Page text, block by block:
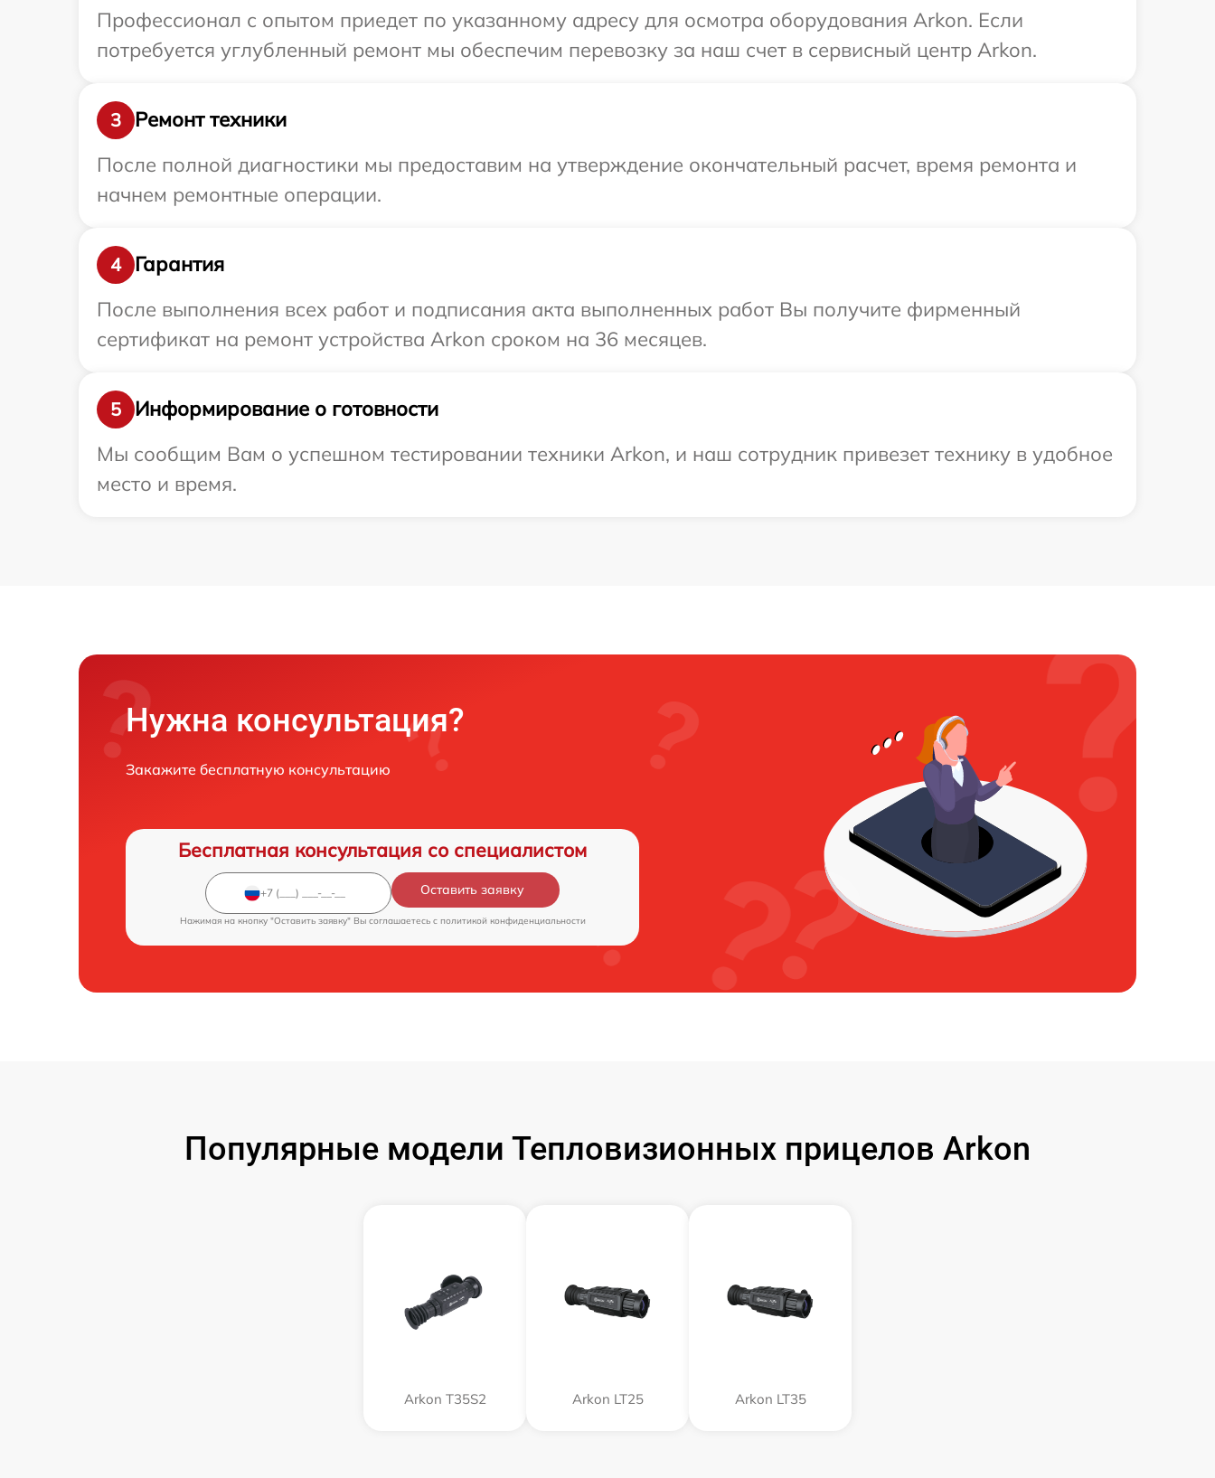
Профессионал с опытом приедет по указанному адресу для осмотра оборудования Arkon. Если
потребуется углубленный ремонт мы обеспечим перевозку за наш счет в сервисный центр Arkon.
3
Ремонт техники
После полной диагностики мы предоставим на утверждение окончательный расчет, время ремонта и
начнем ремонтные операции.
4
Гарантия
После выполнения всех работ и подписания акта выполненных работ Вы получите фирменный
сертификат на ремонт устройства Arkon сроком на 36 месяцев.
5
Информирование о готовности
Мы сообщим Вам о успешном тестировании техники Arkon, и наш сотрудник привезет технику в удобное
место и время.
Нужна консультация?
Закажите бесплатную консультацию
Бесплатная консультация со специалистом
Оставить заявку
Нажимая на кнопку "Оставить заявку" Вы соглашаетесь c политикой конфиденциальности
Популярные модели Тепловизионных прицелов Arkon
Arkon T35S2 Arkon LT25 Arkon LT35